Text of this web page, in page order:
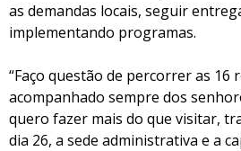
as demandas locais, seguir
implementando programas.
“Faço questão de percorrer as 16
acompanhado sempre dos
quero fazer mais do que visitar,
dia 26, a sede administrativa e a